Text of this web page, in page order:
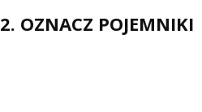
2. OZNACZ POJEMNIKI